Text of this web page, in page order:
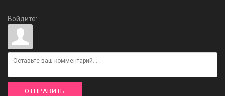
Войдите:
ОТПРАВИТЬ